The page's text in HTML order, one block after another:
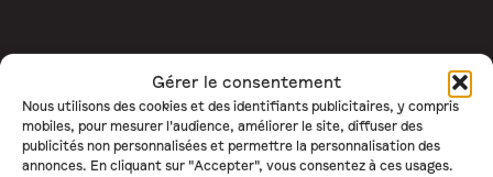
Gérer le consentement
Nous utilisons des cookies et des identifiants publicitaires, y compris
mobiles, pour mesurer l'audience, améliorer le site, diffuser des
publicités non personnalisées et permettre la personnalisation des
annonces. En cliquant sur "Accepter", vous consentez à ces usages.
L'ÉCOLE